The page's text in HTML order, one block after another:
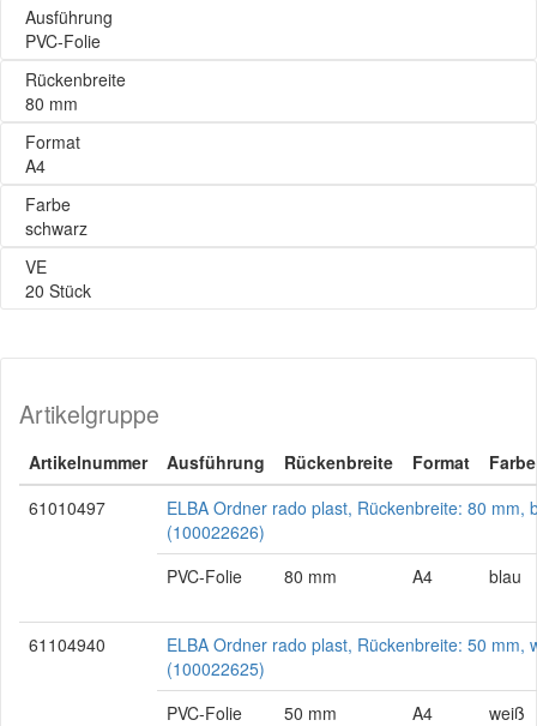
Ausführung
PVC-Folie
Rückenbreite
80 mm
Format
A4
Farbe
schwarz
VE
20 Stück
Artikelgruppe
Artikelnummer Ausführung Rückenbreite Format
Farbe
61010497
ELBA Ordner rado plast, Rückenbreite: 80 mm,
(100022626)
PVC-Folie
80 mm A4 blau
61104940
ELBA Ordner rado plast, Rückenbreite: 50 mm,
(100022625)
PVC-Folie
50 mm A4 weiß